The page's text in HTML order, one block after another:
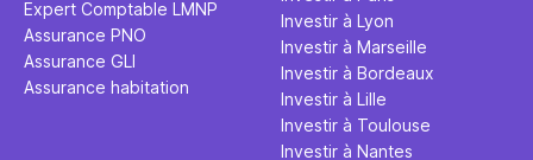
Expert Comptable LMNP
Assurance PNO
Assurance GLI
Assurance habitation
Investir à Lyon
Investir à Marseille
Investir à Bordeaux
Investir à Lille
Investir à Toulouse
Investir à Nantes